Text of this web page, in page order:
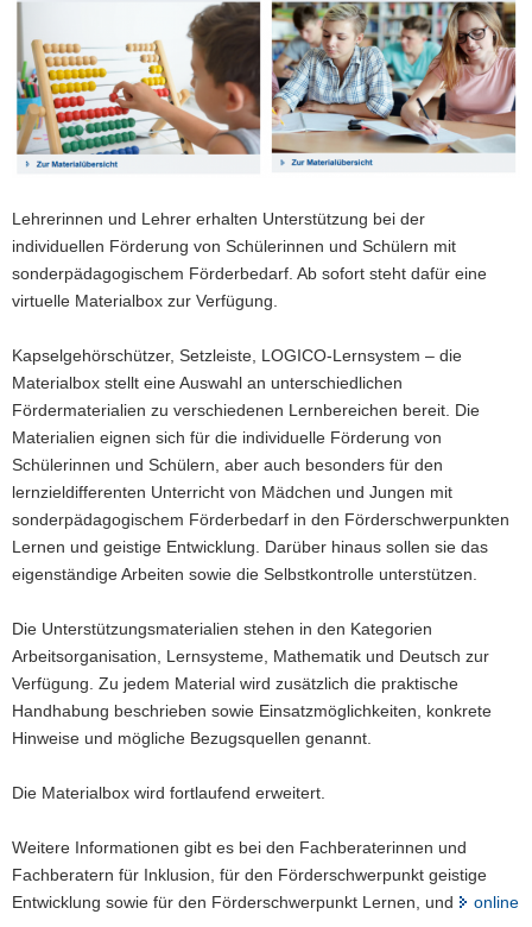
o
n
Lehrerinnen und Lehrer erhalten Unterstützung bei der
individuellen Förderung von Schülerinnen und Schülern mit
sonderpädagogischem Förderbedarf. Ab sofort steht dafür eine
virtuelle Materialbox zur Verfügung.
Kapselgehörschützer, Setzleiste, LOGICO-Lernsystem – die
Materialbox stellt eine Auswahl an unterschiedlichen
Fördermaterialien zu verschiedenen Lernbereichen bereit. Die
Materialien eignen sich für die individuelle Förderung von
Schülerinnen und Schülern, aber auch besonders für den
lernzieldifferenten Unterricht von Mädchen und Jungen mit
sonderpädagogischem Förderbedarf in den Förderschwerpunkten
Lernen und geistige Entwicklung. Darüber hinaus sollen sie das
eigenständige Arbeiten sowie die Selbstkontrolle unterstützen.
Die Unterstützungsmaterialien stehen in den Kategorien
Arbeitsorganisation, Lernsysteme, Mathematik und Deutsch zur
Verfügung. Zu jedem Material wird zusätzlich die praktische
Handhabung beschrieben sowie Einsatzmöglichkeiten, konkrete
Hinweise und mögliche Bezugsquellen genannt.
Die Materialbox wird fortlaufend erweitert.
Weitere Informationen gibt es bei den Fachberaterinnen und
Fachberatern für Inklusion, für den Förderschwerpunkt geistige
Entwicklung sowie für den Förderschwerpunkt Lernen, und
online